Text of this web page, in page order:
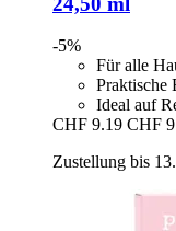
-5%
Für alle
Praktische
Ideal auf
CHF 9.19 CHF
Zustellung bis